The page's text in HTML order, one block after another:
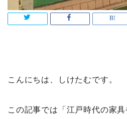
こんにちは、しけたむです。
この記事では「江戸時代の家